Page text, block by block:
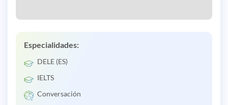
Especialidades:
DELE (ES)
IELTS
Conversación